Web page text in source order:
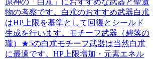
原神の「白朮」におすすめな武器と聖遺
物の考察です。白朮のおすすめ武器白朮
はHP上限を基準として回復とシールド
生成を行います。モチーフ武器（碧落の
瓏）★5の白朮モチーフ武器は当然白朮
に最適です。HP上限増加・元素エネル